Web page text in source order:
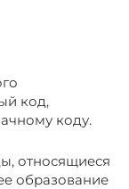
код,
коду.
относящиеся
образование